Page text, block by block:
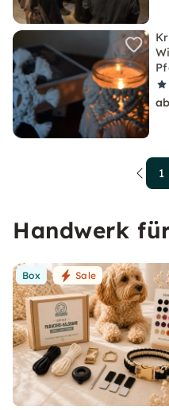
1
Handwerk
Box Sale